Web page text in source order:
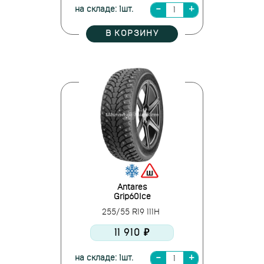
на складе: 1шт.
В КОРЗИНУ
Antares
Grip60Ice
255/55 R19 111H
11 910 ₽
на складе: 1шт.